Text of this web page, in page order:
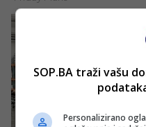
SOP.BA traži vašu
Personalizirano